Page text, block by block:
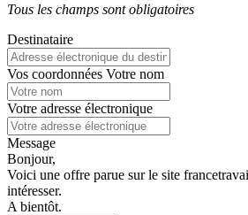
Tous les champs sont obligatoires
Destinataire
Vos coordonnées Votre nom
Votre adresse électronique
Message
Bonjour,
Voici une offre parue sur le site
intéresser.
A bientôt.